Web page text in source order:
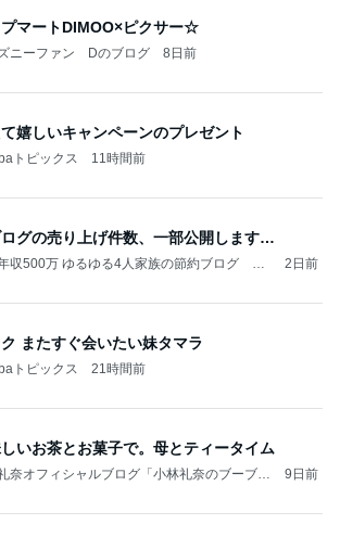
マートDIMOO×ピクサー☆
ニーファン Dのブログ 8日前
嬉しいキャンペーンのプレゼント
トピックス 11時間前
グの売り上げ件数、一部公開します…
収500万 ゆるゆる4人家族の節約ブログ 〜
2日前
またすぐ会いたい妹タマラ
トピックス 21時間前
いお茶とお菓子で。母とティータイム
奈オフィシャルブログ「小林礼奈のブーブー
9日前